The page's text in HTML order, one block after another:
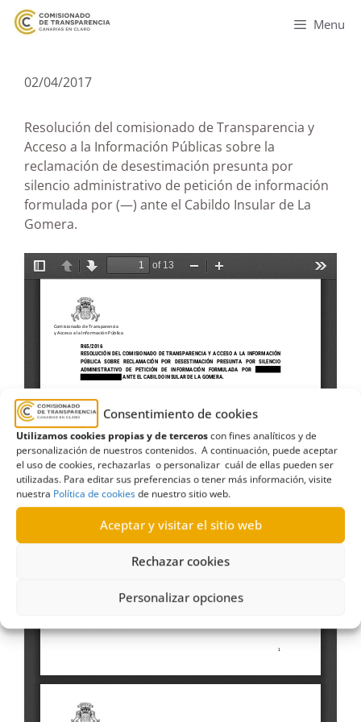
Consentimiento de cookies
Utilizamos cookies propias y de terceroscon fines analíticos y de
personalización de nuestros contenidos. A continuación, puede aceptar
el uso de cookies, rechazarlas o personalizar cuál de ellas pueden ser
utilizadas. Para editar sus preferencias o tener más información, visite
nuestra Política de cookiesde nuestro sitio web.
Aceptar y visitar el sitio web
Rechazar cookies
Personalizar opciones
Menu
02/04/2017
Resolución del comisionado de Transparencia y
Acceso a la Información Públicas sobre la
reclamación de desestimación presunta por
silencio administrativo de petición de información
formulada por (—) ante el Cabildo Insular de La
Gomera.